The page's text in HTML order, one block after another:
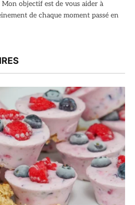
Mon objectif est de vous aider à
de chaque moment passé en